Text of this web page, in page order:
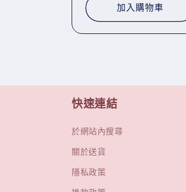
加入購物車
快速連結
於網站內搜尋
關於送貨
隱私政策